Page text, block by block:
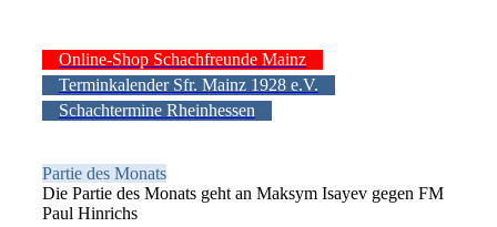
Online-Shop Schachfreunde Mainz
Terminkalender Sfr. Mainz 1928 e.V.
Schachtermine Rheinhessen
Partie des Monats
Die Partie des Monats geht an Maksym Isayev gegen FM
Paul Hinrichs